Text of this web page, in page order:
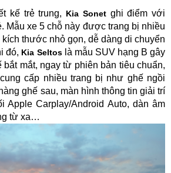
kế trẻ trung, Kia Sonetghi điểm với
Mẫu xe 5 chỗ này được trang bị nhiều
thước nhỏ gọn, dễ dàng di chuyển
đó, Kia Seltoslà mẫu SUV hạng B gây
mắt, ngay từ phiên bản tiêu chuẩn,
cấp nhiều trang bị như ghế ngồi
ghế sau, màn hình thông tin giải trí
Apple Carplay/Android Auto, dàn âm
từ xa…